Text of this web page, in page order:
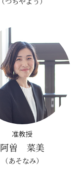
准教授
阿曽 菜美
（あそなみ）